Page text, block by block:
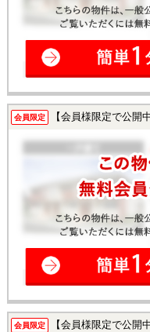
会員限定 【会員様限定で公開
会員限定 【会員様限定で公開